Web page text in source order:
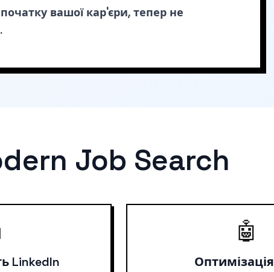
вашої кар'єри, тепер не
Job Search
LinkedIn
🤖